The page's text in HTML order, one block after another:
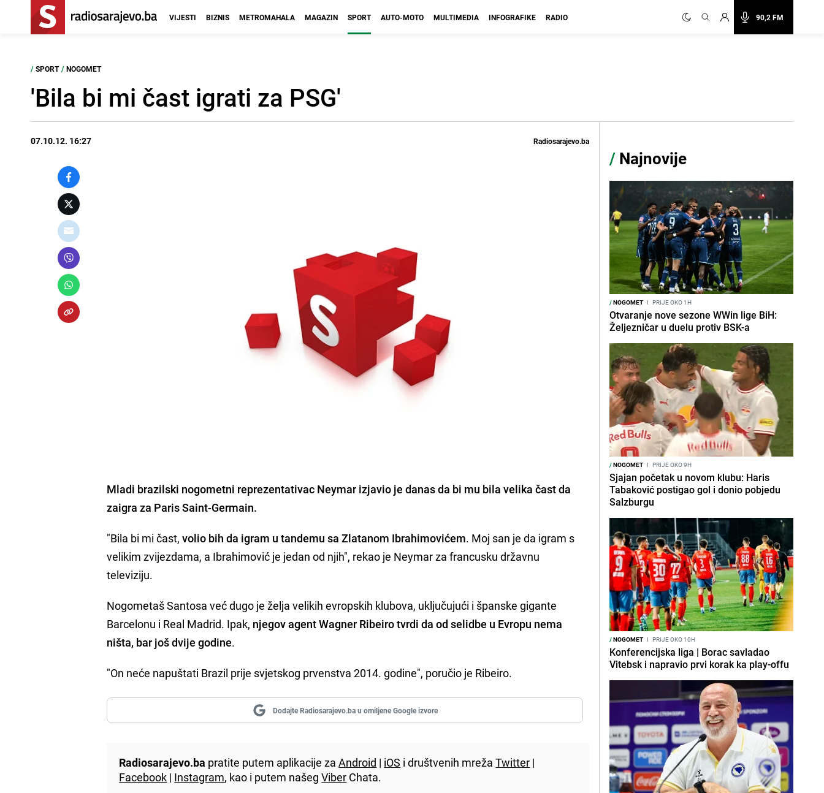
90,2 FM
VIJESTI BIZNIS METROMAHALA MAGAZIN SPORT AUTO-MOTO MULTIMEDIA INFOGRAFIKE RADIO
/ SPORT / NOGOMET
'Bila bi mi čast igrati za PSG'
07.10.12. 16:27 Radiosarajevo.ba
Mladi brazilski nogometni reprezentativac Neymar izjavio je danas da bi mu bila velika čast da
zaigra za Paris Saint-Germain.
"Bila bi mi čast,volio bih da igram u tandemu sa Zlatanom Ibrahimovićem. Moj san je da igram s
velikim zvijezdama, a Ibrahimović je jedan od njih", rekao je Neymar za francusku državnu
televiziju.
Nogometaš Santosa već dugo je želja velikih evropskih klubova, uključujući i španske gigante
Barcelonu i Real Madrid. Ipak, njegov agent Wagner Ribeiro tvrdi da od selidbe u Evropu nema
ništa, bar još dvije godine.
"On neće napuštati Brazil prije svjetskog prvenstva 2014. godine", poručio je Ribeiro.
Dodajte Radiosarajevo.ba u omiljene Google izvore
Radiosarajevo.ba pratite putem aplikacije zaAndroid | iOS i društvenih mrežaTwitter |
Facebook | Instagram, kao i putem našegViber Chata.
/ Najnovije
/NOGOMET I PRIJE OKO 1H
Otvaranje nove sezone WWin lige BiH:
Željezničar u duelu protiv BSK-a
/NOGOMET I PRIJE OKO 9H
Sjajan početak u novom klubu: Haris
Tabaković postigao gol i donio pobjedu
Salzburgu
/NOGOMET I PRIJE OKO 10H
Konferencijska liga | Borac savladao
Vitebsk i napravio prvi korak ka play-offu